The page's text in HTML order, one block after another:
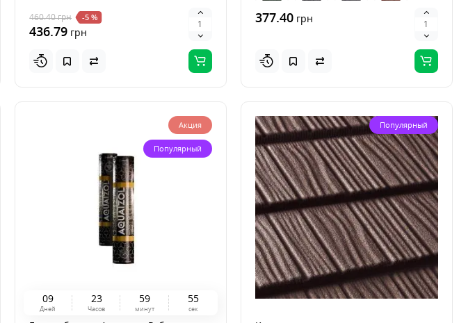
460.40грн -5 %
436.79грн
377.40грн
Акция
Популярный
09
Дней
23
Часов
59
минут
54
сек
Популярный